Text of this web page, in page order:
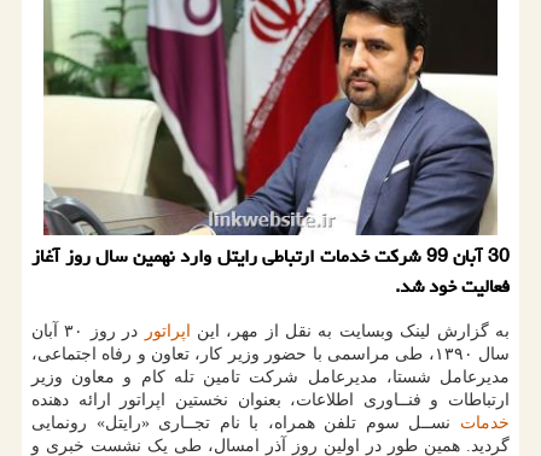
30 آبان 99 شركت خدمات ارتباطی رایتل وارد نهمین سال روز آغاز
فعالیت خود شد.
به گزارش لینک وبسایت به نقل از مهر، این اپراتور
در روز ۳۰ آبان
سال ۱۳۹۰، طی مراسمی با حضور وزیر کار، تعاون و رفاه اجتماعی،
مدیرعامل شستا، مدیرعامل شرکت تامین تله کام و معاون وزیر
ارتباطات و فنــاوری اطلاعات، بعنوان نخستین اپراتور ارائه دهنده
خدمات نســل سوم تلفن همراه، با نام تجــاری «رایتل» رونمایی
گردید. همین طور در اولین روز آذر امسال، طی یک نشست خبری و